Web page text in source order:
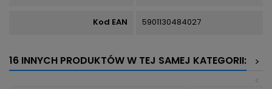
Kod EAN 5901130484027
16 INNYCH PRODUKTÓW W TEJ SAMEJ KATEGORII:
>
<